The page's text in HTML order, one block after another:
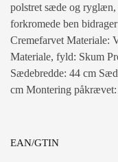
polstret sæde og
forkromede ben
Cremefarvet Materiale:
Materiale, fyld: Skum
Sædebredde: 44 cm
cm Montering påkrævet:
EAN/GTIN